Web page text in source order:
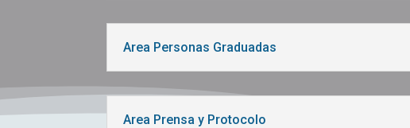
Area Personas Graduadas
Area Prensa y Protocolo